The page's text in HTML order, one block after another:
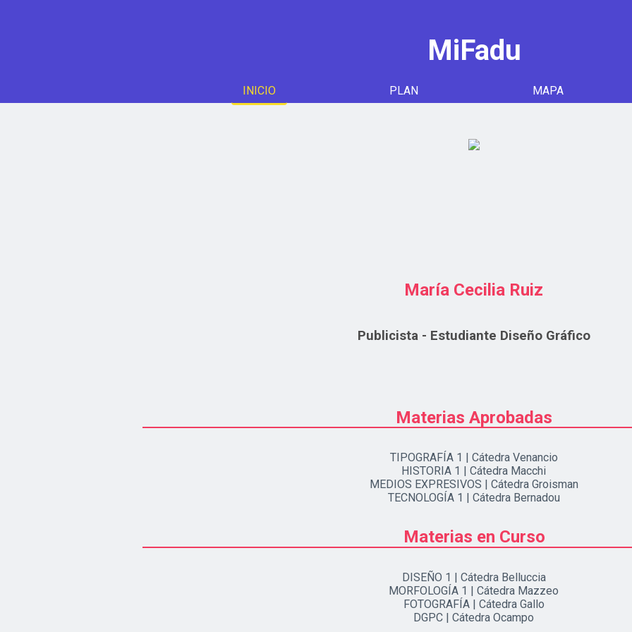
MiFadu
INICIO PLAN MAPA
María Cecilia Ruiz
Publicista - Estudiante Diseño Gráfico
Materias Aprobadas
TIPOGRAFÍA 1 | Cátedra Venancio
HISTORIA 1 | Cátedra Macchi
MEDIOS EXPRESIVOS | Cátedra Groisman
TECNOLOGÍA 1 | Cátedra Bernadou
Materias en Curso
DISEÑO 1 | Cátedra Belluccia
MORFOLOGÍA 1 | Cátedra Mazzeo
FOTOGRAFÍA | Cátedra Gallo
DGPC | Cátedra Ocampo